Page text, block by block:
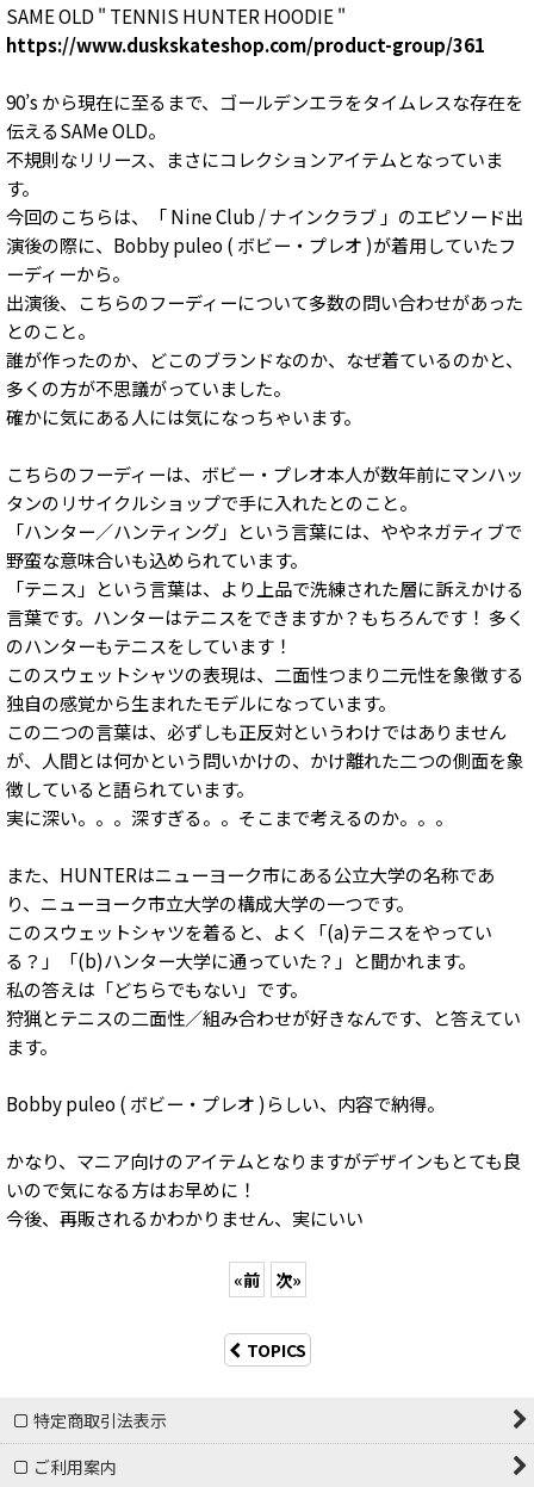
SAME OLD " TENNIS HUNTER HOODIE "
https://www.duskskateshop.com/product-group/361
90’s から現在に至るまで、ゴールデンエラをタイムレスな存在を
伝えるSAMe OLD。
不規則なリリース、まさにコレクションアイテムとなっていま
す。
今回のこちらは、「 Nine Club / ナインクラブ 」のエピソード出
演後の際に、Bobby puleo ( ボビー・プレオ )が着用していたフ
ーディーから。
出演後、こちらのフーディーについて多数の問い合わせがあった
とのこと。
誰が作ったのか、どこのブランドなのか、なぜ着ているのかと、
多くの方が不思議がっていました。
確かに気にある人には気になっちゃいます。
こちらのフーディーは、ボビー・プレオ本人が数年前にマンハッ
タンのリサイクルショップで手に入れたとのこと。
「ハンター／ハンティング」という言葉には、ややネガティブで
野蛮な意味合いも込められています。
「テニス」という言葉は、より上品で洗練された層に訴えかける
言葉です。ハンターはテニスをできますか？もちろんです！ 多く
のハンターもテニスをしています！
このスウェットシャツの表現は、二面性つまり二元性を象徴する
独自の感覚から生まれたモデルになっています。
この二つの言葉は、必ずしも正反対というわけではありません
が、人間とは何かという問いかけの、かけ離れた二つの側面を象
徴していると語られています。
実に深い。。。深すぎる。。そこまで考えるのか。。。
また、HUNTERはニューヨーク市にある公立大学の名称であ
り、ニューヨーク市立大学の構成大学の一つです。
このスウェットシャツを着ると、よく「(a)テニスをやってい
る？」「(b)ハンター大学に通っていた？」と聞かれます。
私の答えは「どちらでもない」です。
狩猟とテニスの二面性／組み合わせが好きなんです、と答えてい
ます。
Bobby puleo ( ボビー・プレオ )らしい、内容で納得。
かなり、マニア向けのアイテムとなりますがデザインもとても良
いので気になる方はお早めに！
今後、再販されるかわかりません、実にいい
«前 次»
TOPICS
特定商取引法表示
ご利用案内